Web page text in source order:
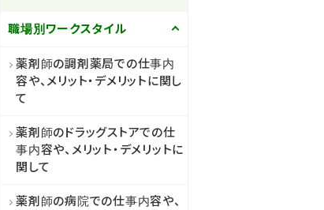
職場別ワークスタイル
薬剤師の調剤薬局での仕事内
容や、メリット・デメリットに関し
て
薬剤師のドラッグストアでの仕
事内容や、メリット・デメリットに
関して
薬剤師の病院での仕事内容や、